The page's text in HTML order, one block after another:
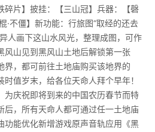
碎片】披挂：【三山冠】兵器：【磬
·不僵】新功能：行旅图“取经的还去
人画下这山水风光，整理成图，可作
风山见到黑风山土地后解锁第一张
界，都可前往土地庙购买该地界的
时值岁末，给各位天命人拜个早年！
为庆祝即将到来的中国农历春节而特
后，所有天命人都可通过任一土地庙
功能优化新增游戏原声音轨应用《黑